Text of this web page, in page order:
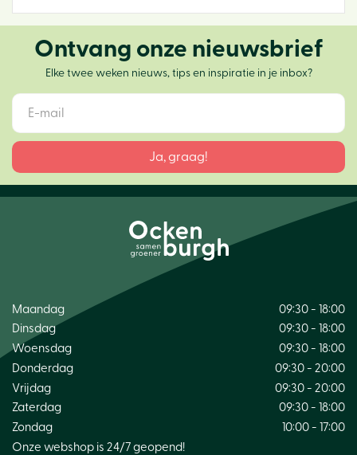
Ontvang onze nieuwsbrief
Elke twee weken nieuws, tips en inspiratie in je inbox?
Maandag
09:30 - 18:00
Dinsdag
09:30 - 18:00
Woensdag
09:30 - 18:00
Donderdag
09:30 - 20:00
Vrijdag
09:30 - 20:00
Zaterdag
09:30 - 18:00
Zondag
10:00 - 17:00
Onze webshop is 24/7 geopend!